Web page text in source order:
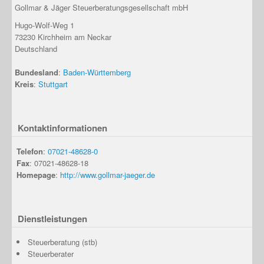
Gollmar & Jäger Steuerberatungsgesellschaft mbH
Hugo-Wolf-Weg 1
73230 Kirchheim am Neckar
Deutschland
Bundesland: Baden-Württemberg
Kreis: Stuttgart
Kontaktinformationen
Telefon: 07021-48628-0
Fax: 07021-48628-18
Homepage: http://www.gollmar-jaeger.de
Dienstleistungen
Steuerberatung (stb)
Steuerberater